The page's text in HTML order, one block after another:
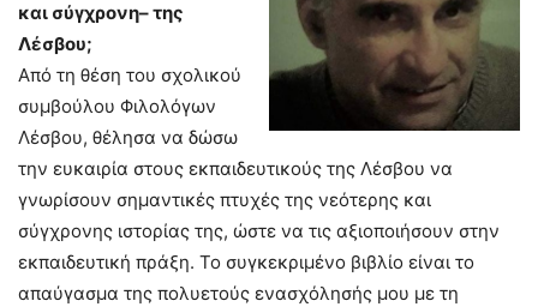
και σύγχρονη– της
Λέσβου;
Από τη θέση του σχολικού
συμβούλου Φιλολόγων
Λέσβου, θέλησα να δώσω
την ευκαιρία στους εκπαιδευτικούς της Λέσβου να
γνωρίσουν σημαντικές πτυχές της νεότερης και
σύγχρονης ιστορίας της, ώστε να τις αξιοποιήσουν στην
εκπαιδευτική πράξη. Το συγκεκριμένο βιβλίο είναι το
απαύγασμα της πολυετούς ενασχόλησής μου με τη